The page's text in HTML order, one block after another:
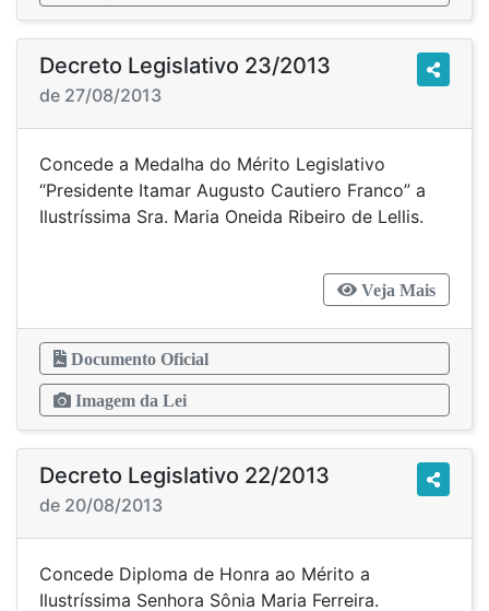
Decreto Legislativo 23/2013
de 27/08/2013
Concede a Medalha do Mérito Legislativo
“Presidente Itamar Augusto Cautiero Franco” a
Ilustríssima Sra. Maria Oneida Ribeiro de Lellis.
Veja Mais
Documento Oficial
Imagem da Lei
Decreto Legislativo 22/2013
de 20/08/2013
Concede Diploma de Honra ao Mérito a
Ilustríssima Senhora Sônia Maria Ferreira.